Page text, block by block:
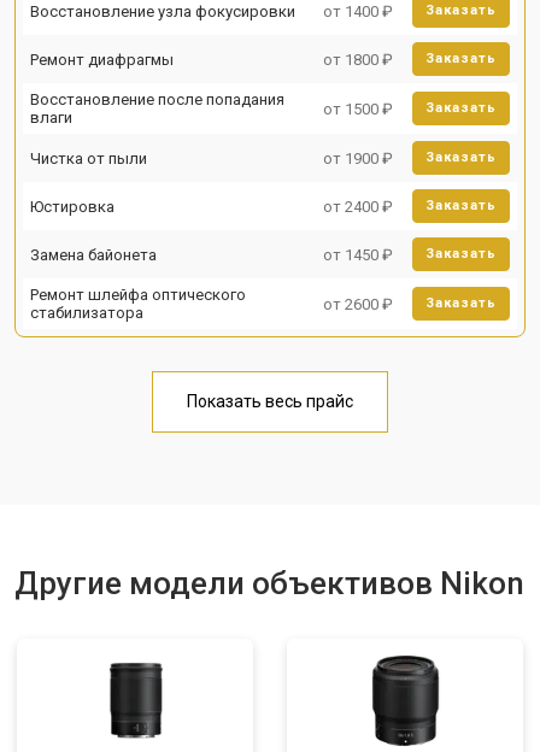
Восстановление узла фокусировки от 1400 ₽ Заказать
Ремонт диафрагмы от 1800 ₽ Заказать
Восстановление после попадания
влаги
от 1500 ₽ Заказать
Чистка от пыли от 1900 ₽ Заказать
Юстировка от 2400 ₽ Заказать
Замена байонета от 1450 ₽ Заказать
Ремонт шлейфа оптического
стабилизатора
от 2600 ₽ Заказать
Показать весь прайс
Другие модели объективов Nikon